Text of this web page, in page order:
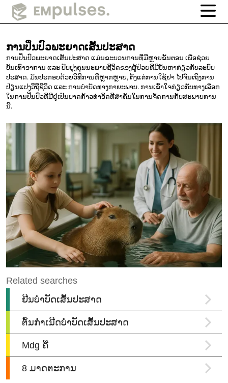
ການປິ່ນປົວພະຍາດເສັ້ນປະສາດ
ການປິ່ນປົວພະຍາດເສັ້ນປະສາດ ແມ່ນຂະບວນການທີ່ມີຫຼາຍຂັ້ນຕອນ ເພື່ອຊ່ວຍ
ບັນເທົາອາການ ແລະ ປັບປຸງຄຸນນະພາບຊີວິດຂອງຜູ້ປ່ວຍທີ່ມີບັນຫາກ່ຽວກັບລະບົບ
ປະສາດ. ມັນປະກອບດ້ວຍວິທີການທີ່ຫຼາກຫຼາຍ, ຕັ້ງແຕ່ການໃຊ້ຢາ ໄປຈົນເຖິງການ
ປ່ຽນແປງວິຖີຊີວິດ ແລະ ການບຳບັດທາງກາຍະພາບ. ການເຂົ້າໃຈກ່ຽວກັບທາງເລືອກ
ໃນການປິ່ນປົວທີ່ມີຢູ່ເປັນບາດກ້າວທຳອິດທີ່ສຳຄັນໃນການຈັດການກັບສະພາບການ
ນີ້.